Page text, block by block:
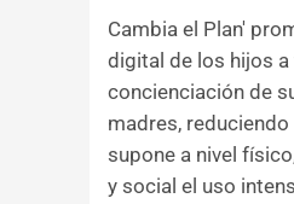
Cambia el Plan'
digital de los hijos a
concienciación de
madres,
supone a nivel
y social el uso